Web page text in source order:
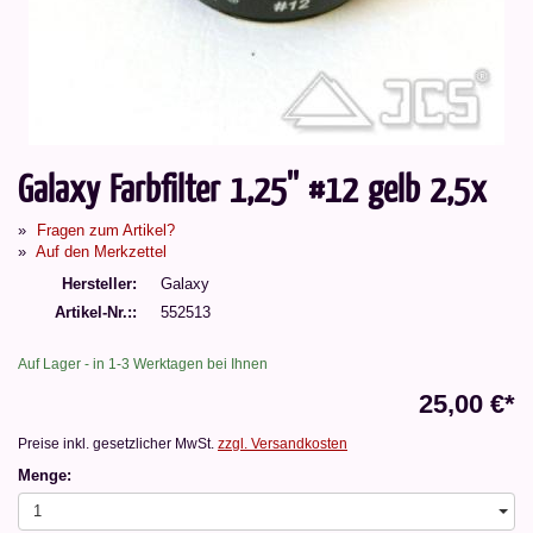
Galaxy Farbfilter 1,25'' #12 gelb 2,5x
Fragen zum Artikel?
Auf den Merkzettel
Hersteller
Galaxy
Artikel-Nr.:
552513
Auf Lager - in 1-3 Werktagen bei Ihnen
25,00 €*
Preise inkl. gesetzlicher MwSt. zzgl. Versandkosten
Menge:
1